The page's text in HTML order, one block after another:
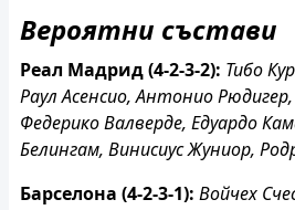
Вероятни състави
Реал Мадрид (4-2-3-2): Тибо
Раул Асенсио, Антонио
Федерико Валверде, Едуардо
Белингам, Винисиус Жуниор,
Барселона (4-2-3-1): Войчех